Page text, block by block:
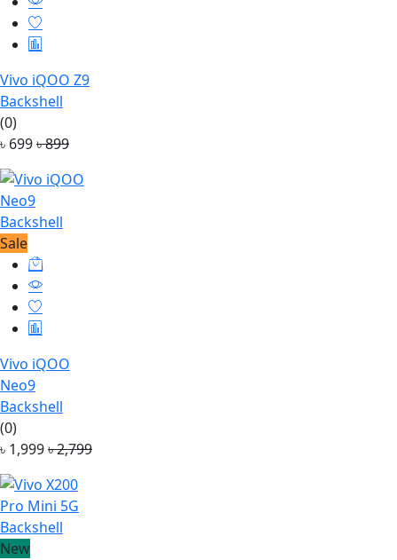
Vivo iQOO Z9
Backshell
(0)
৳ 699৳ 899
Sale
Vivo iQOO
Neo9
Backshell
(0)
৳ 1,999৳ 2,799
New